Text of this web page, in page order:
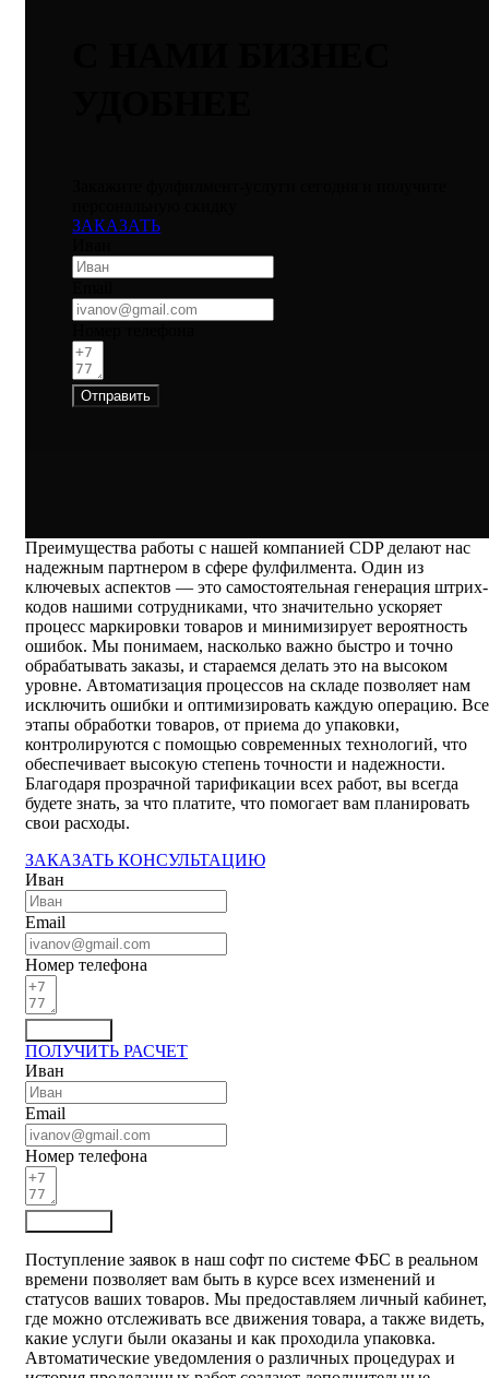
ЗАКАЗАТЬ
Отправить
Преимущества работы с нашей компанией CDP делают нас
надежным партнером в сфере фулфилмента. Один из
ключевых аспектов — это самостоятельная генерация штрих-
кодов нашими сотрудниками, что значительно ускоряет
процесс маркировки товаров и минимизирует вероятность
ошибок. Мы понимаем, насколько важно быстро и точно
обрабатывать заказы, и стараемся делать это на высоком
уровне. Автоматизация процессов на складе позволяет нам
исключить ошибки и оптимизировать каждую операцию. Все
этапы обработки товаров, от приема до упаковки,
контролируются с помощью современных технологий, что
обеспечивает высокую степень точности и надежности.
Благодаря прозрачной тарификации всех работ, вы всегда
будете знать, за что платите, что помогает вам планировать
свои расходы.
ЗАКАЗАТЬ КОНСУЛЬТАЦИЮ
Иван
Email
Номер телефона
ПОЛУЧИТЬ РАСЧЕТ
Иван
Email
Номер телефона
Поступление заявок в наш софт по системе ФБС в реальном
времени позволяет вам быть в курсе всех изменений и
статусов ваших товаров. Мы предоставляем личный кабинет,
где можно отслеживать все движения товара, а также видеть,
какие услуги были оказаны и как проходила упаковка.
Автоматические уведомления о различных процедурах и